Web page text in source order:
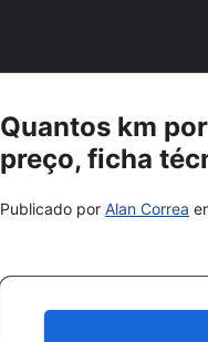
Quantos km
preço, ficha
Publicado por Alan Correa